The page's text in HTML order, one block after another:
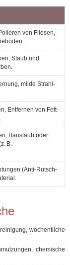
von Fliesen,
Staub und
milde Strahl‑
Entfernen von Fett‑
Baustaub oder
B.
(Anti‑Rutsch‑
wöchentliche
chemische